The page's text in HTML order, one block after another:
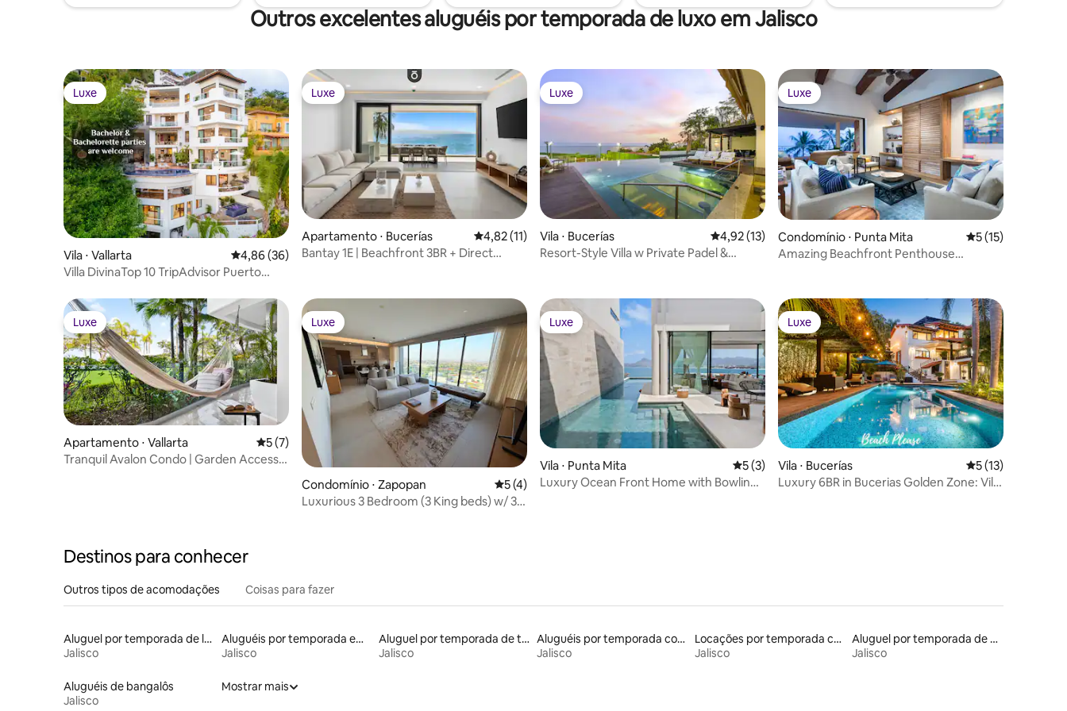
Outros excelentes aluguéis por temporada de luxo em Jalisco
Luxe
Luxe
Vila ⋅ Vallarta 4,86 de uma avaliação média de 5, 36 avaliações
4,86 (36)
Villa DivinaTop 10 TripAdvisor Puerto
Luxe
Luxe
Apartamento ⋅ Bucerías 4,82 de uma avaliação média de 5, 11 avaliações
4,82 (11)
Bantay 1E | Beachfront 3BR + Direct
Luxe
Luxe
Vila ⋅ Bucerías 4,92 de uma avaliação média de 5, 13 avaliações
4,92 (13)
Resort-Style Villa w Private Padel &
Luxe
Luxe
Condomínio ⋅ Punta Mita 5 de uma
5 (15)
Amazing Beachfront Penthouse
Luxe
Luxe
Apartamento ⋅ Vallarta 5 de uma avaliação média de 5, 7 avaliações
5 (7)
Tranquil Avalon Condo | Garden Access &
Luxe
Luxe
Condomínio ⋅ Zapopan 5 de uma avaliação média de 5, 4 avaliações
5 (4)
Luxurious 3 Bedroom (3 King beds) w/ 3.5
Luxe
Luxe
Vila ⋅ Punta Mita 5 de uma avaliação média de 5, 3 avaliações
5 (3)
Luxury Ocean Front Home with Bowling
Luxe
Luxe
Vila ⋅ Bucerías 5 de uma
5 (13)
Luxury 6BR in Bucerias Golden Zone: Villa
Destinos para conhecer
Outros tipos de acomodações Coisas para fazer
Aluguel por temporada de lofts
Jalisco
Aluguéis por temporada em resorts
Jalisco
Aluguel por temporada de trailers
Jalisco
Aluguéis por temporada com acesso ao lago
Jalisco
Locações por temporada com piscina
Jalisco
Aluguel por temporada de apart-hotéis
Jalisco
Aluguéis de bangalôs
Jalisco
Mostrar mais